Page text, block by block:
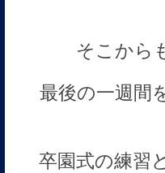
そこから
最後の一週間
卒園式の練習